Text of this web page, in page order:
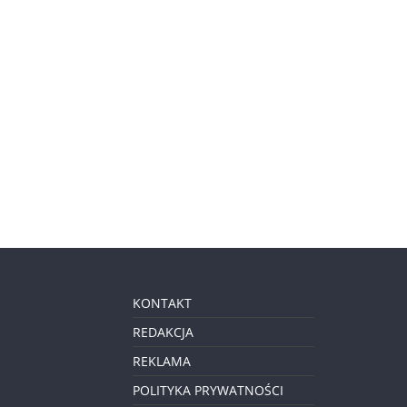
KONTAKT
REDAKCJA
REKLAMA
POLITYKA PRYWATNOŚCI